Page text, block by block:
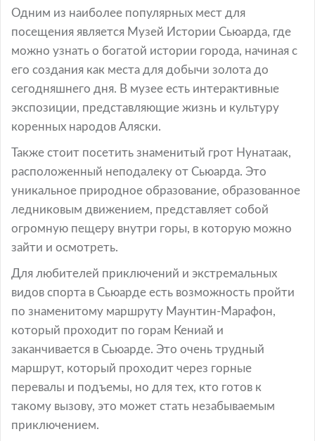
Одним из наиболее популярных мест для
посещения является Музей Истории Сьюарда, где
можно узнать о богатой истории города, начиная с
его создания как места для добычи золота до
сегодняшнего дня. В музее есть интерактивные
экспозиции, представляющие жизнь и культуру
коренных народов Аляски.
Также стоит посетить знаменитый грот Нунатаак,
расположенный неподалеку от Сьюарда. Это
уникальное природное образование, образованное
ледниковым движением, представляет собой
огромную пещеру внутри горы, в которую можно
зайти и осмотреть.
Для любителей приключений и экстремальных
видов спорта в Сьюарде есть возможность пройти
по знаменитому маршруту Маунтин-Марафон,
который проходит по горам Кениай и
заканчивается в Сьюарде. Это очень трудный
маршрут, который проходит через горные
перевалы и подъемы, но для тех, кто готов к
такому вызову, это может стать незабываемым
приключением.